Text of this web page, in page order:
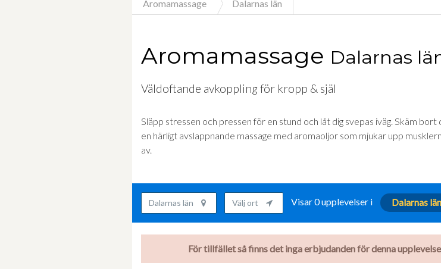
Aromamassage Dalarnas län
Aromamassage Dalarnas
Väldoftande avkoppling för kropp & själ
Släpp stressen och pressen för en stund och låt dig svepas iväg. Skäm
en härligt avslappnande massage med aromaoljor som mjukar upp
av.
Dalarnas län Välj ort Visar 0 upplevelser i Dalarnas
För tillfället så finns det inga erbjudanden för denna